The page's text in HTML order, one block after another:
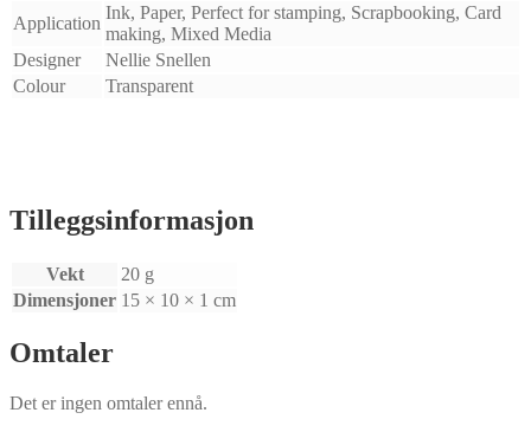
Application
Ink, Paper, Perfect for stamping, Scrapbooking, Card
making, Mixed Media
Designer
Nellie Snellen
Colour
Transparent
Tilleggsinformasjon
Vekt
20 g
Dimensjoner 15 × 10 × 1 cm
Omtaler
Det er ingen omtaler ennå.